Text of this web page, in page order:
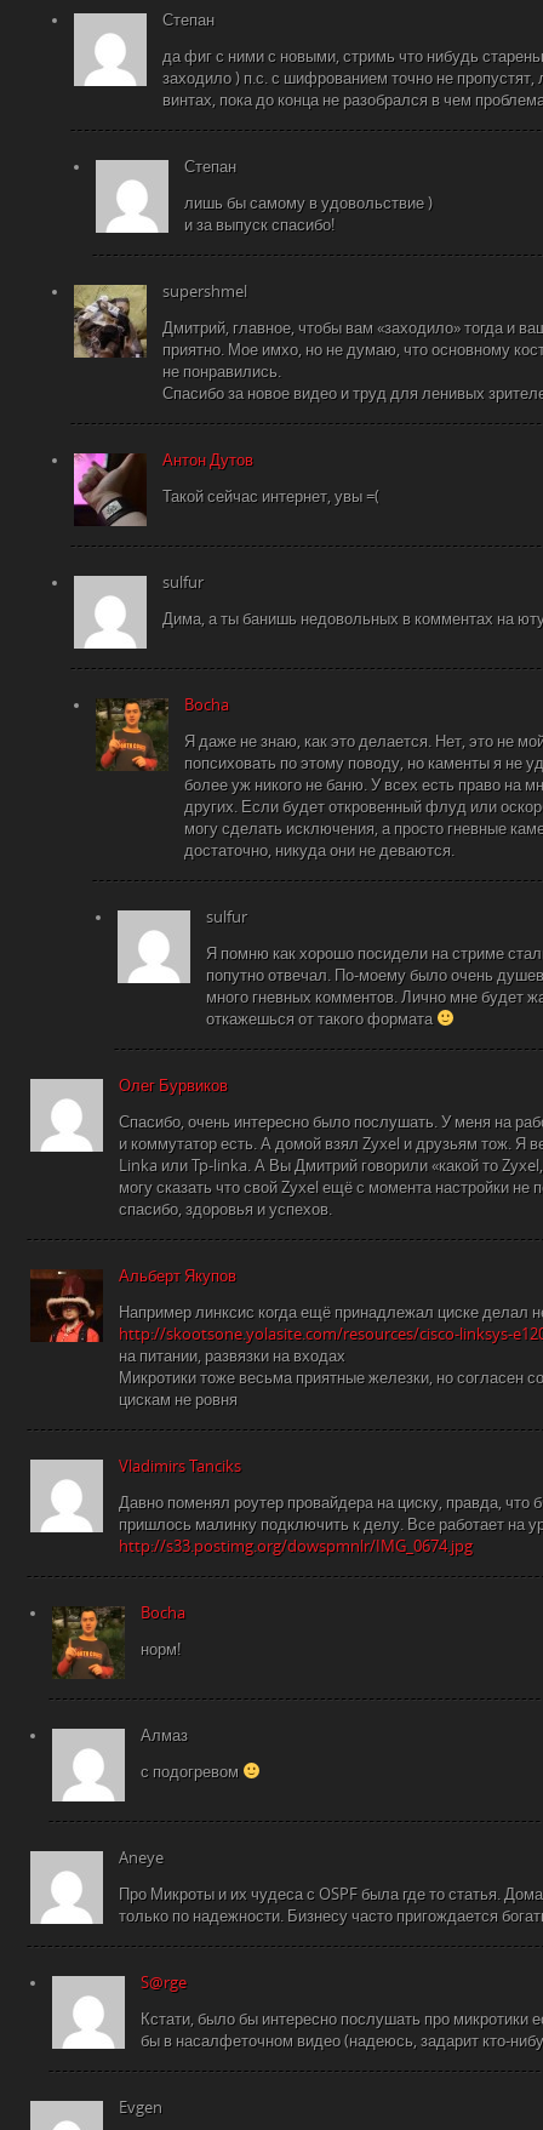
Степан
да фиг с ними с новыми, стримь что нибудь
заходило ) п.с. с шифрованием точно не пропустят,
винтах, пока до конца не разобрался в чем
Степан
лишь бы самому в удовольствие )
и за выпуск спасибо!
supershmel
Дмитрий, главное, чтобы вам «заходило» тогда и
приятно. Мое имхо, но не думаю, что основному
не понравились.
Спасибо за новое видео и труд для ленивых
Антон Дутов
Такой сейчас интернет, увы =(
sulfur
Дима, а ты банишь недовольных в комментах на
Bocha
Я даже не знаю, как это делается. Нет, это не
попсиховать по этому поводу, но каменты я не
более уж никого не баню. У всех есть право на
других. Если будет откровенный флуд или
могу сделать исключения, а просто гневные
достаточно, никуда они не деваются.
sulfur
Я помню как хорошо посидели на стриме
попутно отвечал. По-моему было очень
много гневных комментов. Лично мне будет
откажешься от такого формата
Олег Бурвиков
Спасибо, очень интересно было послушать. У меня на
и коммутатор есть. А домой взял Zyxel и друзьям тож. Я
Linka или Tp-linka. А Вы Дмитрий говорили «какой то
могу сказать что свой Zyxel ещё с момента настройки не
спасибо, здоровья и успехов.
Альберт Якупов
Например линксис когда ещё принадлежал циске делал
http://skootsone.yolasite.com/resources/cisco-linksys-
на питании, развязки на входах
Микротики тоже весьма приятные железки, но согласен
цискам не ровня
Vladimirs Tanciks
Давно поменял роутер провайдера на циску, правда, что
пришлось малинку подключить к делу. Все работает на
http://s33.postimg.org/dowspmnlr/IMG_0674.jpg
Bocha
норм!
Алмаз
с подогревом
Aneye
Про Микроты и их чудеса с OSPF была где то статья.
только по надежности. Бизнесу часто пригождается
S@rge
Кстати, было бы интересно послушать про микротики
бы в насалфеточном видео (надеюсь, задарит кто-
Evgen